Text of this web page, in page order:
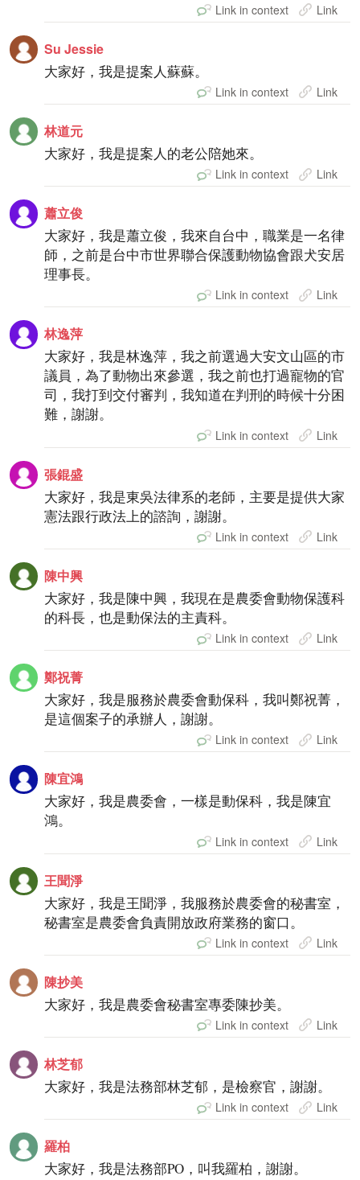
Link in context Link
Su Jessie
大家好，我是提案人蘇蘇。
Link in context Link
林道元
大家好，我是提案人的老公陪她來。
Link in context Link
蕭立俊
大家好，我是蕭立俊，我來自台中，職業是一名律
師，之前是台中市世界聯合保護動物協會跟犬安居
理事長。
Link in context Link
林逸萍
大家好，我是林逸萍，我之前選過大安文山區的市
議員，為了動物出來參選，我之前也打過寵物的官
司，我打到交付審判，我知道在判刑的時候十分困
難，謝謝。
Link in context Link
張錕盛
大家好，我是東吳法律系的老師，主要是提供大家
憲法跟行政法上的諮詢，謝謝。
Link in context Link
陳中興
大家好，我是陳中興，我現在是農委會動物保護科
的科長，也是動保法的主責科。
Link in context Link
鄭祝菁
大家好，我是服務於農委會動保科，我叫鄭祝菁，
是這個案子的承辦人，謝謝。
Link in context Link
陳宜鴻
大家好，我是農委會，一樣是動保科，我是陳宜
鴻。
Link in context Link
王聞淨
大家好，我是王聞淨，我服務於農委會的秘書室，
秘書室是農委會負責開放政府業務的窗口。
Link in context Link
陳抄美
大家好，我是農委會秘書室專委陳抄美。
Link in context Link
林芝郁
大家好，我是法務部林芝郁，是檢察官，謝謝。
Link in context Link
羅柏
大家好，我是法務部PO，叫我羅柏，謝謝。